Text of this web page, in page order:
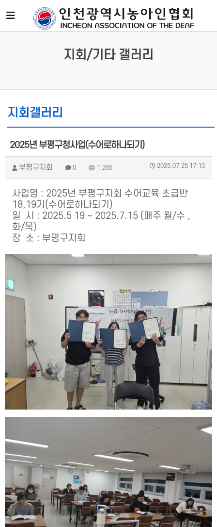
지회/기타 갤러리
지회갤러리
2025년 부평구청사업(수어로하나되기)
부평구지회 0 1,255 2025.07.25 17:13
사업명 : 2025년 부평구지회 수어교육 초급반
18,19기(수어로하나되기)
일 시 : 2025.5 19 ~ 2025.7.15 (매주 월/수 ,
화/목)
장 소 : 부평구지회